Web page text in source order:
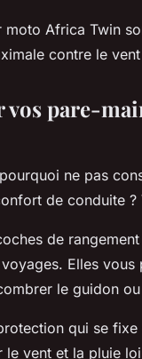
moto Africa Twin
contre le
vos pare-
ne pas
de conduite ?
de
Elles
le guidon
qui se
le vent et la pluie